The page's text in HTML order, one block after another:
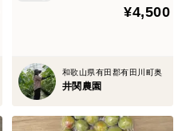
¥4,500
和歌山県有田郡有田川町奥
井関農園